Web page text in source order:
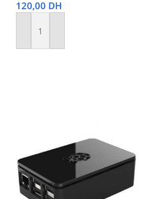
120,00 DH
Ajouter Au Panier